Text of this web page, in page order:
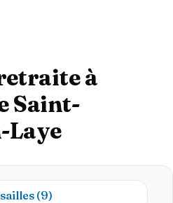
à
Saint-
Laye
(9)